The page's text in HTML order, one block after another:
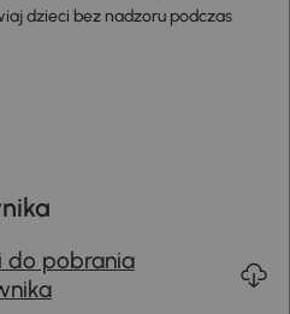
dzieci bez nadzoru podczas
do pobrania